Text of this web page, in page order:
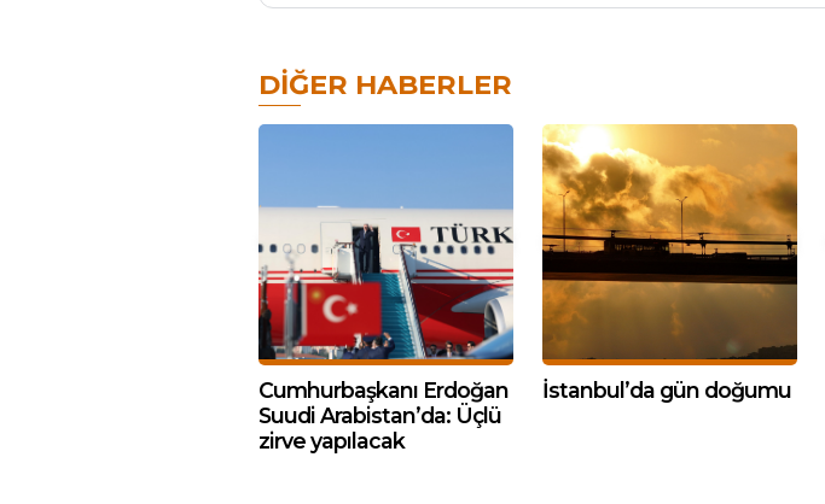
DIĞER HABERLER
Cumhurbaşkanı Erdoğan
Suudi Arabistan’da: Üçlü
zirve yapılacak
İstanbul’da gün doğumu